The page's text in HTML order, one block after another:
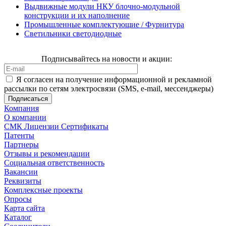
Выдвижные модули НКУ блочно-модульной
конструкции и их наполнение
Промышленные комплектующие / Фурнитура
Светильники светодиодные
Подписывайтесь на новости и акции:
Я согласен на получение информационной и рекламной
рассылки по сетям электросвязи (SMS, e-mail, мессенджеры)
Компания
О компании
СМК Лицензии Сертификаты
Патенты
Партнеры
Отзывы и рекомендации
Социальная ответственность
Вакансии
Реквизиты
Комплексные проекты
Опросы
Карта сайта
Каталог